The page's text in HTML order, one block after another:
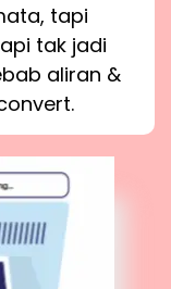
tapi
tak jadi
aliran &